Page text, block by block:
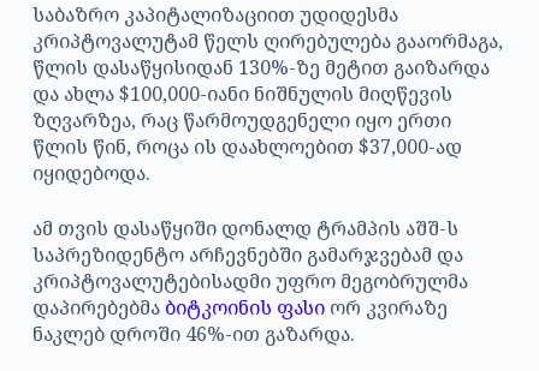
საბაზრო კაპიტალიზაციით უდიდესმა
კრიპტოვალუტამ წელს ღირებულება გააორმაგა,
წლის დასაწყისიდან 130%-ზე მეტით გაიზარდა
და ახლა $100,000-იანი ნიშნულის მიღწევის
ზღვარზეა, რაც წარმოუდგენელი იყო ერთი
წლის წინ, როცა ის დაახლოებით $37,000-ად
იყიდებოდა.
ამ თვის დასაწყიში დონალდ ტრამპის აშშ-ს
საპრეზიდენტო არჩევნებში გამარჯვებამ და
კრიპტოვალუტებისადმი უფრო მეგობრულმა
დაპირებებმა ბიტკოინის ფასიორ კვირაზე
ნაკლებ დროში 46%-ით გაზარდა.